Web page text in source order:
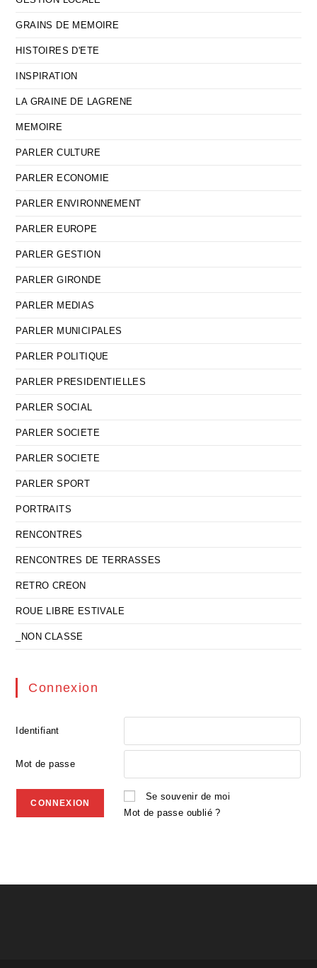
GRAINS DE MEMOIRE
HISTOIRES D'ETE
INSPIRATION
LA GRAINE DE LAGRENE
MEMOIRE
PARLER CULTURE
PARLER ECONOMIE
PARLER ENVIRONNEMENT
PARLER EUROPE
PARLER GESTION
PARLER GIRONDE
PARLER MEDIAS
PARLER MUNICIPALES
PARLER POLITIQUE
PARLER PRESIDENTIELLES
PARLER SOCIAL
PARLER SOCIETE
PARLER SOCIETE
PARLER SPORT
PORTRAITS
RENCONTRES
RENCONTRES DE TERRASSES
RETRO CREON
ROUE LIBRE ESTIVALE
_NON CLASSE
Connexion
Identifiant
Mot de passe
Se souvenir de moi
Mot de passe oublié ?